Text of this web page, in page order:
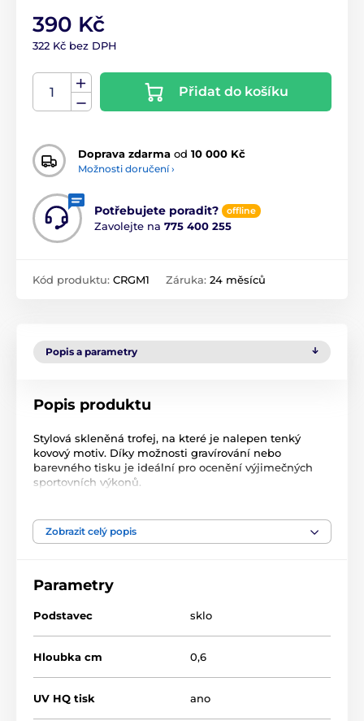
390 Kč
322 Kč bez DPH
Přidat do košíku
Doprava zdarma od 10 000 Kč
Možnosti doručení ›
Potřebujete poradit? offline
Zavolejte na 775 400 255
Kód produktu: CRGM1 Záruka: 24 měsíců
Popis a parametry
Popis produktu
Stylová skleněná trofej, na které je nalepen tenký
kovový motiv. Díky možnosti gravírování nebo
barevného tisku je ideální pro ocenění výjimečných
sportovních výkonů.
Produkt je zařazen v kategoriích
Skleněné trofeje s kovovým motivem
Zobrazit celý popis
Parametry
Podstavec sklo
Hloubka cm 0,6
UV HQ tisk ano